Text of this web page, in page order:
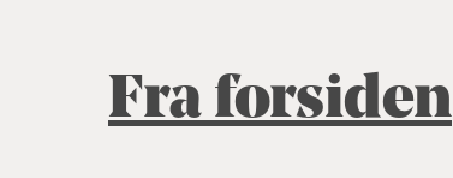
Fra forsiden